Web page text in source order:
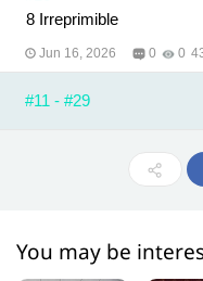
8 Irreprimible
Jun 16, 2026 0 0
#11 - #29
You may be